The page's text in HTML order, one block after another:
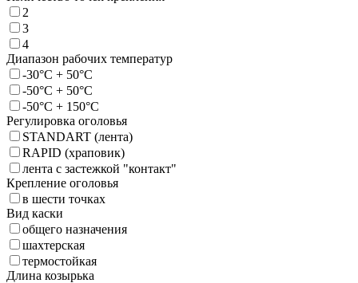
2
3
4
Диапазон рабочих температур
-30°C + 50°C
-50°C + 50°C
-50°C + 150°C
Регулировка оголовья
STANDART (лента)
RAPID (храповик)
лента с застежкой "контакт"
Крепление оголовья
в шести точках
Вид каски
общего назначения
шахтерская
термостойкая
Длина козырька